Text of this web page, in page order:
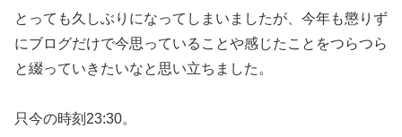
とっても久しぶりになってしまいましたが、今年も懲りず
にブログだけで今思っていることや感じたことをつらつら
と綴っていきたいなと思い立ちました。
只今の時刻23:30。